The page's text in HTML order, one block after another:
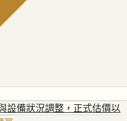
設備狀況調整，正式估價以